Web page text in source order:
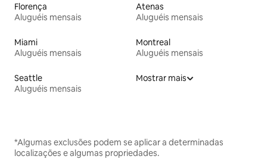
Florença
Aluguéis mensais
Atenas
Aluguéis mensais
Miami
Aluguéis mensais
Montreal
Aluguéis mensais
Seattle
Aluguéis mensais
Mostrar mais
*Algumas exclusões podem se aplicar a determinadas
localizações e algumas propriedades.